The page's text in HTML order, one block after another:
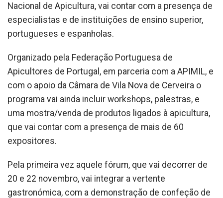
Nacional de Apicultura, vai contar com a presença de
especialistas e de instituições de ensino superior,
portugueses e espanholas.
Organizado pela Federação Portuguesa de
Apicultores de Portugal, em parceria com a APIMIL, e
com o apoio da Câmara de Vila Nova de Cerveira o
programa vai ainda incluir workshops, palestras, e
uma mostra/venda de produtos ligados à apicultura,
que vai contar com a presença de mais de 60
expositores.
Pela primeira vez aquele fórum, que vai decorrer de
20 e 22 novembro, vai integrar a vertente
gastronómica, com a demonstração de confeção de